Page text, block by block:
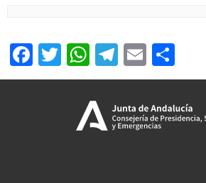
Facebook
Twitter
WhatsApp
Telegram
Email